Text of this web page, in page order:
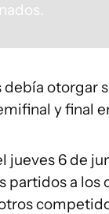
otorgar
y final
jueves 6 de
partidos a